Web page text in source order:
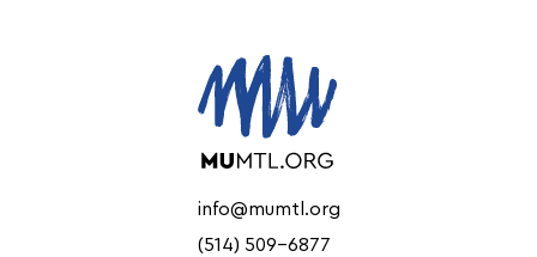
info@mumtl.org
(514) 509-6877